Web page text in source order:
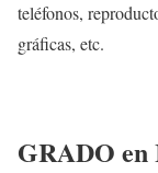
teléfonos,
gráficas, etc.
GRADO